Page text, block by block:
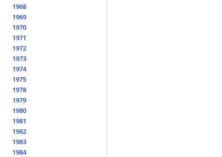
1968
1969
1970
1971
1972
1973
1974
1975
1978
1979
1980
1981
1982
1983
1984